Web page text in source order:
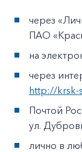
через
ПАО
на
через
http://krsk-
Почтой
ул.
лично в